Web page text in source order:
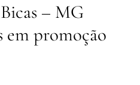
– MG
em promoção